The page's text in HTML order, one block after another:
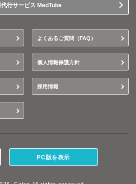
行サービス MedTube
よくあるご質問（FAQ）
個人情報保護方針
採用情報
PC版を表示